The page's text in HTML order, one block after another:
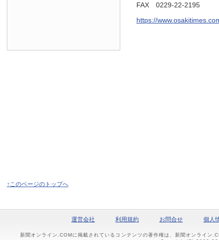
FAX 0229-22-2195
https://
↑このページのトップへ
運営会社 利用規約 お問合せ 個人
新聞オンライン.COMに掲載されているコンテンツの著作権は、新聞オンライン